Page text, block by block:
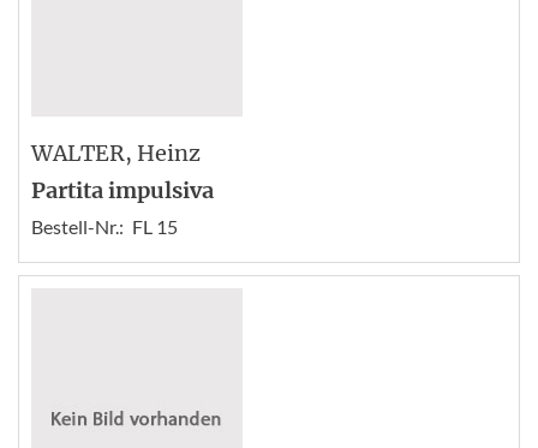
WALTER, Heinz
Partita impulsiva
Bestell-Nr.: FL 15